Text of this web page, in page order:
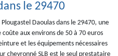
le 29470
Daoulas dans le 29470, une
aux environs de 50 à 70 euros
et les équipements nécessaires
chevronné SLB est le seul prestataire